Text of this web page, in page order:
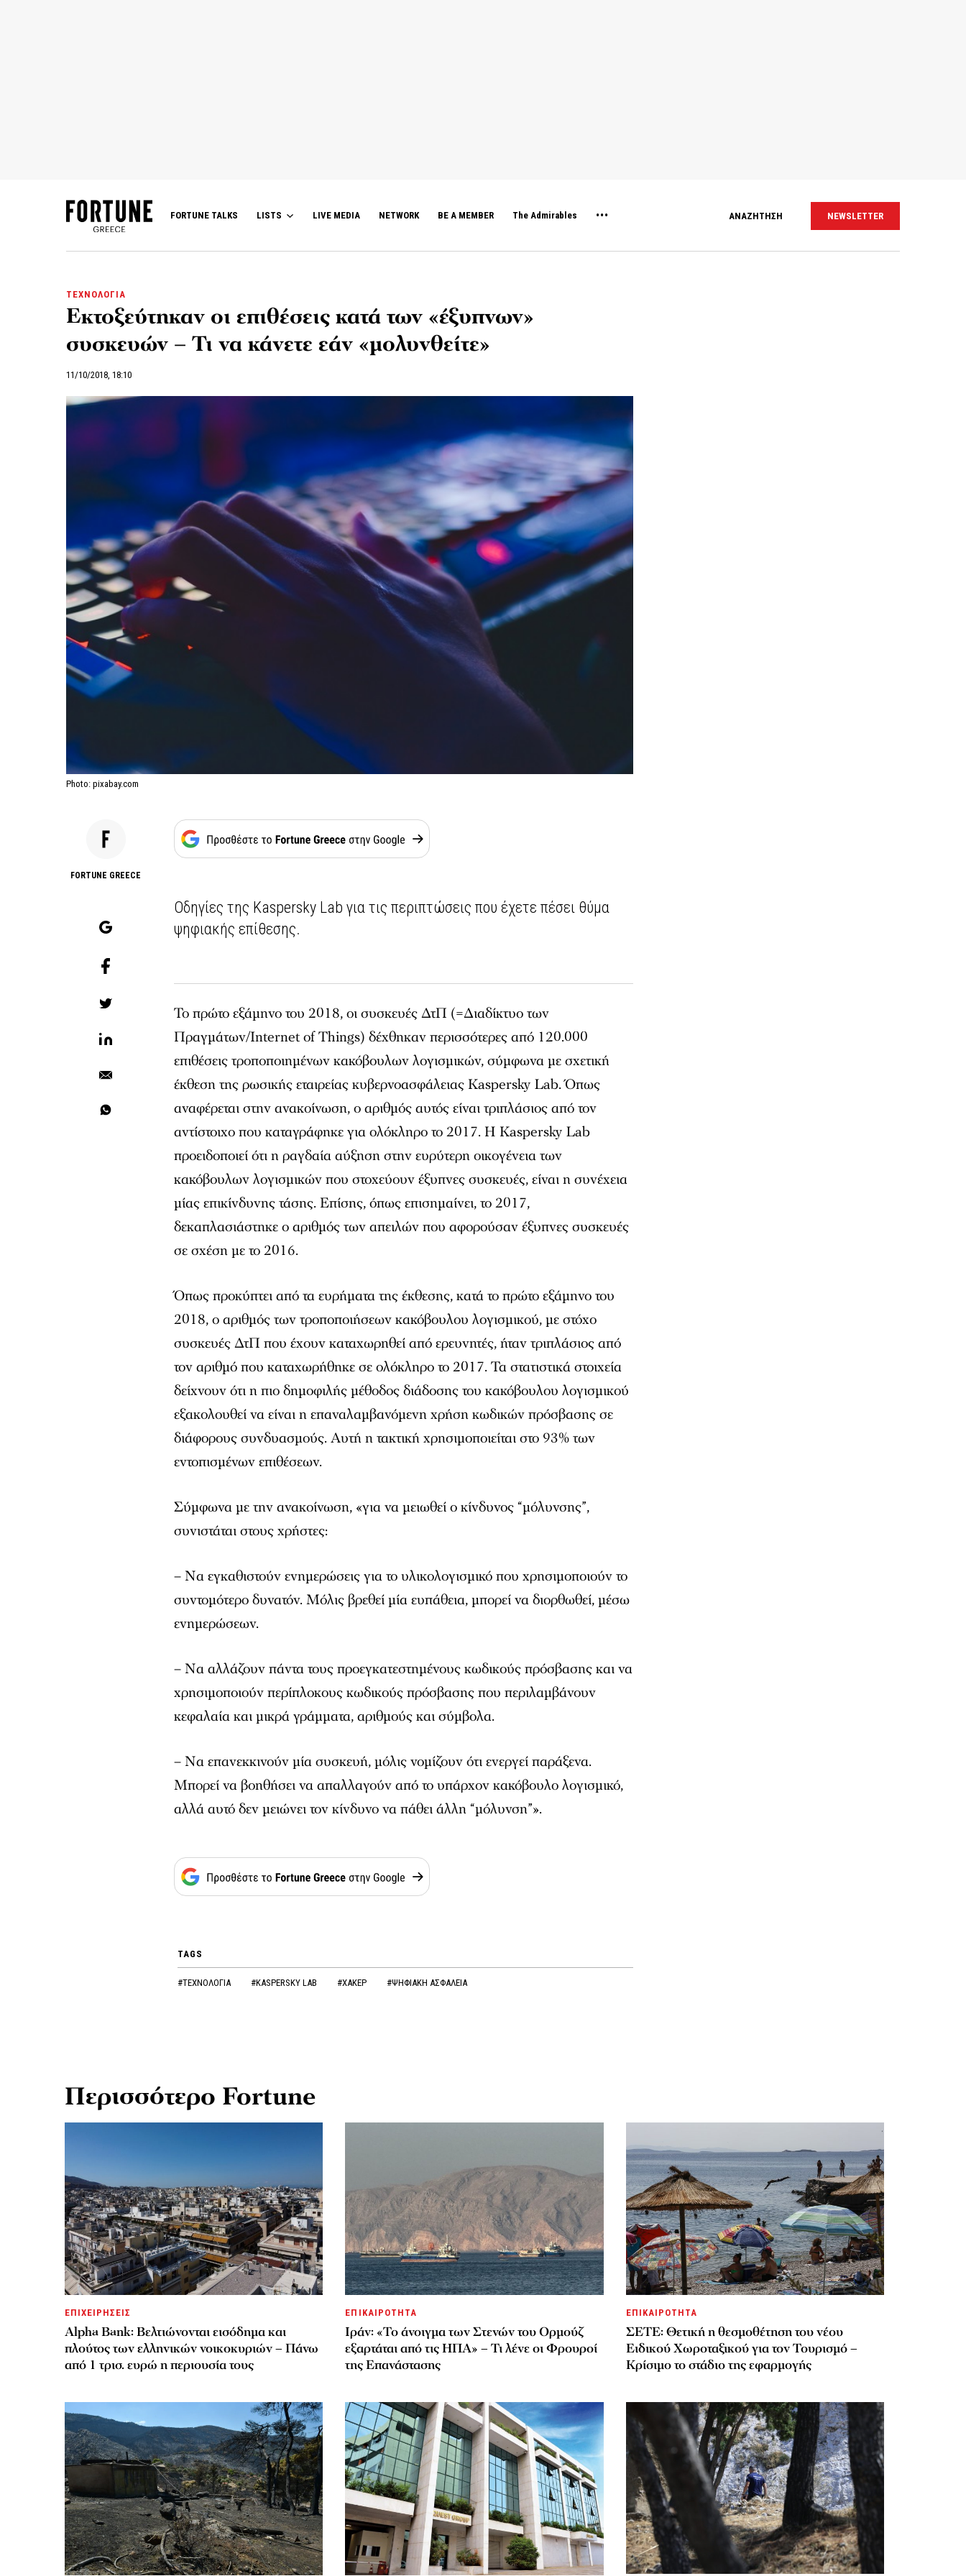
FORTUNE TALKS LISTS LIVE MEDIA NETWORK BE A MEMBER The Admirables ΑΝΑΖΗΤΗΣΗ NEWSLETTER
ΤΕΧΝΟΛΟΓΙΑ
Εκτοξεύτηκαν οι επιθέσεις κατά των «έξυπνων»
συσκευών – Τι να κάνετε εάν «μολυνθείτε»
11/10/2018, 18:10
Photo: pixabay.com
FORTUNE GREECE
Οδηγίες της Kaspersky Lab για τις περιπτώσεις που έχετε πέσει θύμα
ψηφιακής επίθεσης.
Το πρώτο εξάμηνο του 2018, οι συσκευές ΔτΠ (=Διαδίκτυο των
Πραγμάτων/Internet of Things) δέχθηκαν περισσότερες από 120.000
επιθέσεις τροποποιημένων κακόβουλων λογισμικών, σύμφωνα με σχετική
έκθεση της ρωσικής εταιρείας κυβερνοασφάλειας Kaspersky Lab. Όπως
αναφέρεται στην ανακοίνωση, ο αριθμός αυτός είναι τριπλάσιος από τον
αντίστοιχο που καταγράφηκε για ολόκληρο το 2017. Η Kaspersky Lab
προειδοποιεί ότι η ραγδαία αύξηση στην ευρύτερη οικογένεια των
κακόβουλων λογισμικών που στοχεύουν έξυπνες συσκευές, είναι η συνέχεια
μίας επικίνδυνης τάσης. Επίσης, όπως επισημαίνει, το 2017,
δεκαπλασιάστηκε ο αριθμός των απειλών που αφορούσαν έξυπνες συσκευές
σε σχέση με το 2016.
Όπως προκύπτει από τα ευρήματα της έκθεσης, κατά το πρώτο εξάμηνο του
2018, ο αριθμός των τροποποιήσεων κακόβουλου λογισμικού, με στόχο
συσκευές ΔτΠ που έχουν καταχωρηθεί από ερευνητές, ήταν τριπλάσιος από
τον αριθμό που καταχωρήθηκε σε ολόκληρο το 2017. Τα στατιστικά στοιχεία
δείχνουν ότι η πιο δημοφιλής μέθοδος διάδοσης του κακόβουλου λογισμικού
εξακολουθεί να είναι η επαναλαμβανόμενη χρήση κωδικών πρόσβασης σε
διάφορους συνδυασμούς. Αυτή η τακτική χρησιμοποιείται στο 93% των
εντοπισμένων επιθέσεων.
Σύμφωνα με την ανακοίνωση, «για να μειωθεί ο κίνδυνος “μόλυνσης”,
συνιστάται στους χρήστες:
– Να εγκαθιστούν ενημερώσεις για το υλικολογισμικό που χρησιμοποιούν το
συντομότερο δυνατόν. Μόλις βρεθεί μία ευπάθεια, μπορεί να διορθωθεί, μέσω
ενημερώσεων.
– Να αλλάζουν πάντα τους προεγκατεστημένους κωδικούς πρόσβασης και να
χρησιμοποιούν περίπλοκους κωδικούς πρόσβασης που περιλαμβάνουν
κεφαλαία και μικρά γράμματα, αριθμούς και σύμβολα.
– Να επανεκκινούν μία συσκευή, μόλις νομίζουν ότι ενεργεί παράξενα.
Μπορεί να βοηθήσει να απαλλαγούν από το υπάρχον κακόβουλο λογισμικό,
αλλά αυτό δεν μειώνει τον κίνδυνο να πάθει άλλη “μόλυνση”».
TAGS
#ΤΕΧΝΟΛΟΓΙΑ #KASPERSKY LAB #ΧΑΚΕΡ #ΨΗΦΙΑΚΗ ΑΣΦΑΛΕΙΑ
Περισσότερο Fortune
ΕΠΙΧΕΙΡΗΣΕΙΣ
Alpha Bank: Βελτιώνονται εισόδημα και
πλούτος των ελληνικών νοικοκυριών – Πάνω
από 1 τρισ. ευρώ η περιουσία τους
ΕΠΙΚΑΙΡΟΤΗΤΑ
Ιράν: «Το άνοιγμα των Στενών του Ορμούζ
εξαρτάται από τις ΗΠΑ» – Τι λένε οι Φρουροί
της Επανάστασης
ΕΠΙΚΑΙΡΟΤΗΤΑ
ΣΕΤΕ: Θετική η θεσμοθέτηση του νέου
Ειδικού Χωροταξικού για τον Τουρισμό –
Κρίσιμο το στάδιο της εφαρμογής